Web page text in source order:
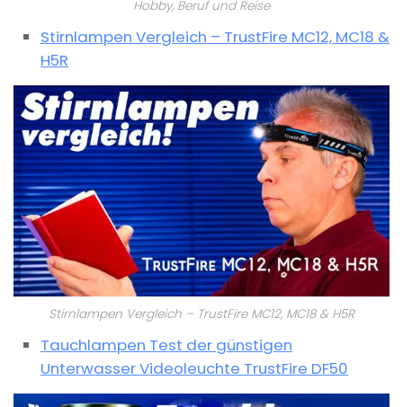
Hobby, Beruf und Reise
Stirnlampen Vergleich – TrustFire MC12, MC18 &
H5R
Stirnlampen Vergleich – TrustFire MC12, MC18 & H5R
Tauchlampen Test der günstigen
Unterwasser Videoleuchte TrustFire DF50